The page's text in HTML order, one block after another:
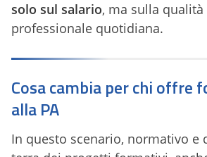
solo sul salario, ma sulla qualità
professionale quotidiana.
Cosa cambia per chi offre
alla PA
In questo scenario, normativo e